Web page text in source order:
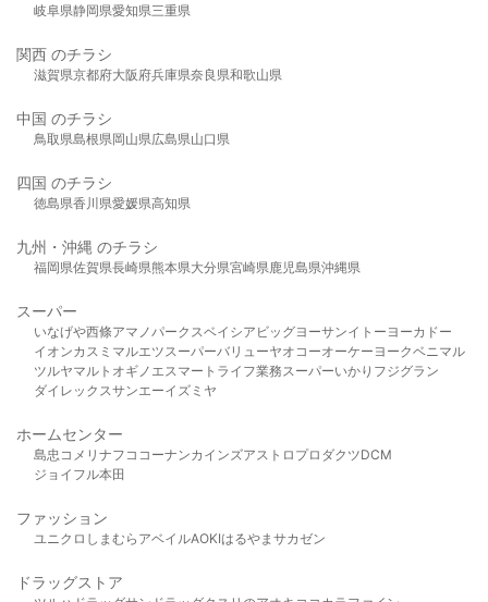
岐阜県静岡県愛知県三重県
関西 のチラシ
滋賀県京都府大阪府兵庫県奈良県和歌山県
中国 のチラシ
鳥取県島根県岡山県広島県山口県
四国 のチラシ
徳島県香川県愛媛県高知県
九州・沖縄 のチラシ
福岡県佐賀県長崎県熊本県大分県宮崎県鹿児島県沖縄県
スーパー
いなげや西條アマノパークスベイシア ビッグヨーサンイトーヨーカドー
イオンカスミ マルエツスーパーバリューヤオコーオーケー ヨークベニマル
ツルヤマルト オギノ エスマート ライフ業務スーパーいかり フジグラン
ダイレックスサンエーイズミヤ
ホームセンター
島忠 コメリ ナフコ コーナンカインズアストロプロダクツDCM
ジョイフル本田
ファッション
ユニクロ しまむら アベイルAOKIはるやま サカゼン
ドラッグストア